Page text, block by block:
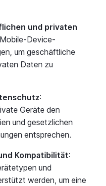
und privaten
Device-
um geschäftliche
Daten zu
:
Geräte den
und gesetzlichen
entsprechen.
Kompatibilität:
und
werden, um eine